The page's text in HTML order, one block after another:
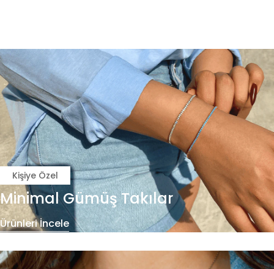
Kişiye Özel
Minimal Gümüş Takılar
Ürünleri İncele